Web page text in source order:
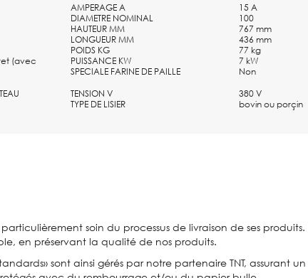
AMPERAGE A
15 A
DIAMETRE NOMINAL
100
HAUTEUR MM
767 mm
LONGUEUR MM
436 mm
POIDS KG
77 kg
(avec
PUISSANCE KW
7 kW
SPECIALE FARINE DE PAILLE
Non
TENSION V
380 V
TYPE DE LISIER bovin ou porçin
soin du processus de livraison de ses
en préservant la qualité de nos produits.
sont ainsi gérés par notre partenaire TNT, assurant